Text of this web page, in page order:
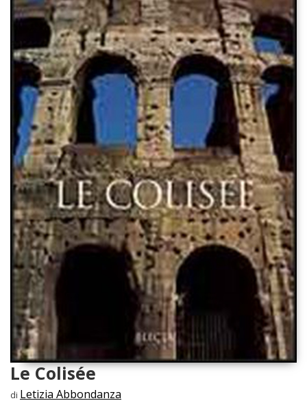
Le Colisée
di Letizia Abbondanza